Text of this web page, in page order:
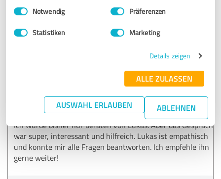
Impressum Datenschutzbestimmungen
Einwilligungsauswahl
Notwendig Präferenzen
Statistiken Marketing
Details zeigen
ALLE ZULASSEN
AUSWAHL ERLAUBEN ABLEHNEN
Liebe Viktoria, vielen Dank für deine anerkennenden
Worte!
Es freut mich sehr auf deinem Weg begleiten zu
dürfen.
SEHR GUT Empfehlung
Ich wurde bisher nur beraten von Lukas. Aber das Gespräch
war super, interessant und hilfreich. Lukas ist empathisch
und konnte mir alle Fragen beantworten. Ich empfehle ihn
gerne weiter!